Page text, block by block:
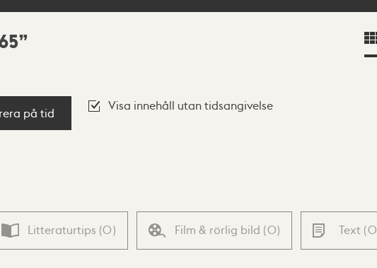
på tid
Visa innehåll utan tidsangivelse
Litteraturtips (0) Film & rörlig bild (0) Text (0